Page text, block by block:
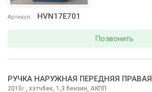
Артикул HVN17E701
Позвонить
РУЧКА НАРУЖНАЯ ПЕРЕДНЯЯ ПРАВАЯ
2010г., хэтчбек, 1,3 бензин, АКПП